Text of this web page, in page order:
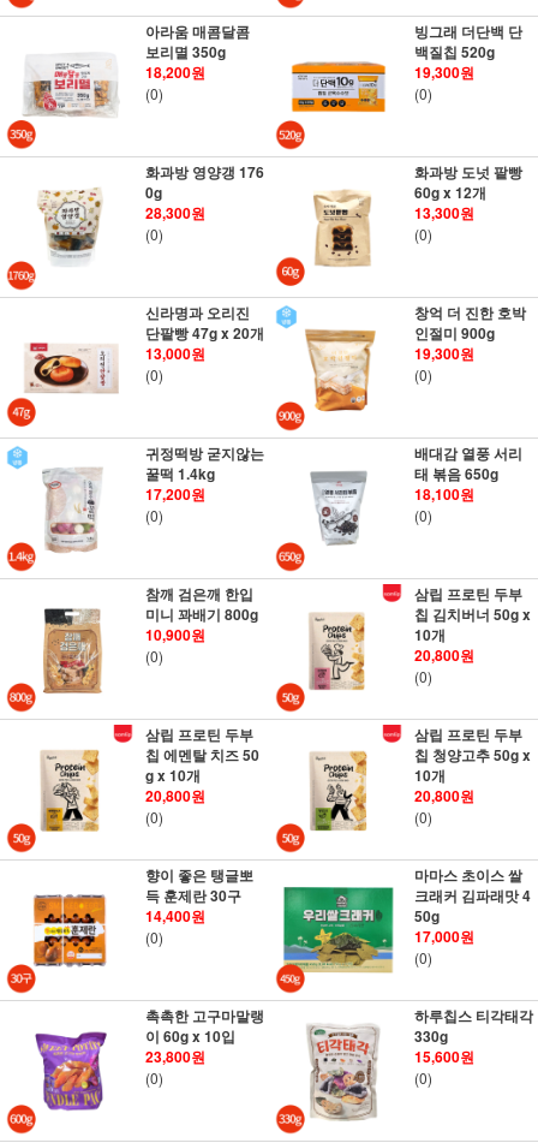
아라움 매콤달콤
보리멸 350g
18,200원
(0)
빙그래 더단백 단
백질칩 520g
19,300원
(0)
화과방 영양갱 176
0g
28,300원
(0)
화과방 도넛 팥빵
60g x 12개
13,300원
(0)
신라명과 오리진
단팥빵 47g x 20개
13,000원
(0)
창억 더 진한 호박
인절미 900g
19,300원
(0)
귀정떡방 굳지않는
꿀떡 1.4kg
17,200원
(0)
배대감 열풍 서리
태 볶음 650g
18,100원
(0)
참깨 검은깨 한입
미니 꽈배기 800g
10,900원
(0)
삼립 프로틴 두부
칩 김치버너 50g x
10개
20,800원
(0)
삼립 프로틴 두부
칩 에멘탈 치즈 50
g x 10개
20,800원
(0)
삼립 프로틴 두부
칩 청양고추 50g x
10개
20,800원
(0)
향이 좋은 탱글뽀
득 훈제란 30구
14,400원
(0)
마마스 초이스 쌀
크래커 김파래맛 4
50g
17,000원
(0)
촉촉한 고구마말랭
이 60g x 10입
23,800원
(0)
하루칩스 티각태각
330g
15,600원
(0)